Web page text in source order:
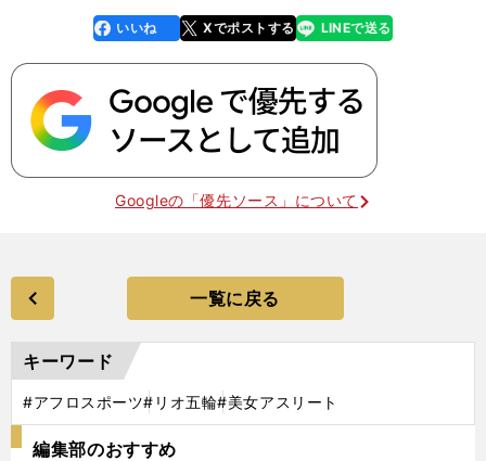
faceboo
k
いいね Xでポストする
line LINEで送る
Googleの「優先ソース」について
一覧に戻る
キーワード
#アフロスポーツ#リオ五輪#美女アスリート
編集部のおすすめ